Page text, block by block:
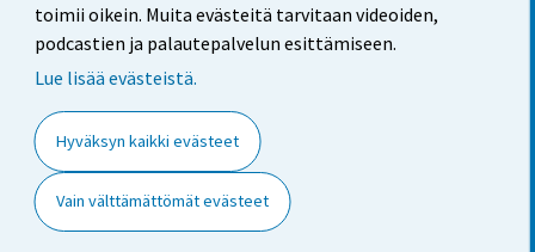
toimii oikein. Muita evästeitä tarvitaan videoiden,
podcastien ja palautepalvelun esittämiseen.
Lue lisää evästeistä.
Hyväksyn kaikki evästeet
Vain välttämättömät evästeet
Käyttöehdot
Saavutettavuus
Tietoa sivustosta
Evästeasetukset